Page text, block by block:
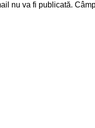
nu va fi publicată.